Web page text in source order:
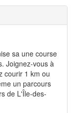
sa une course
Joignez-vous à
courir 1 km ou
un parcours
de L'Île-des-